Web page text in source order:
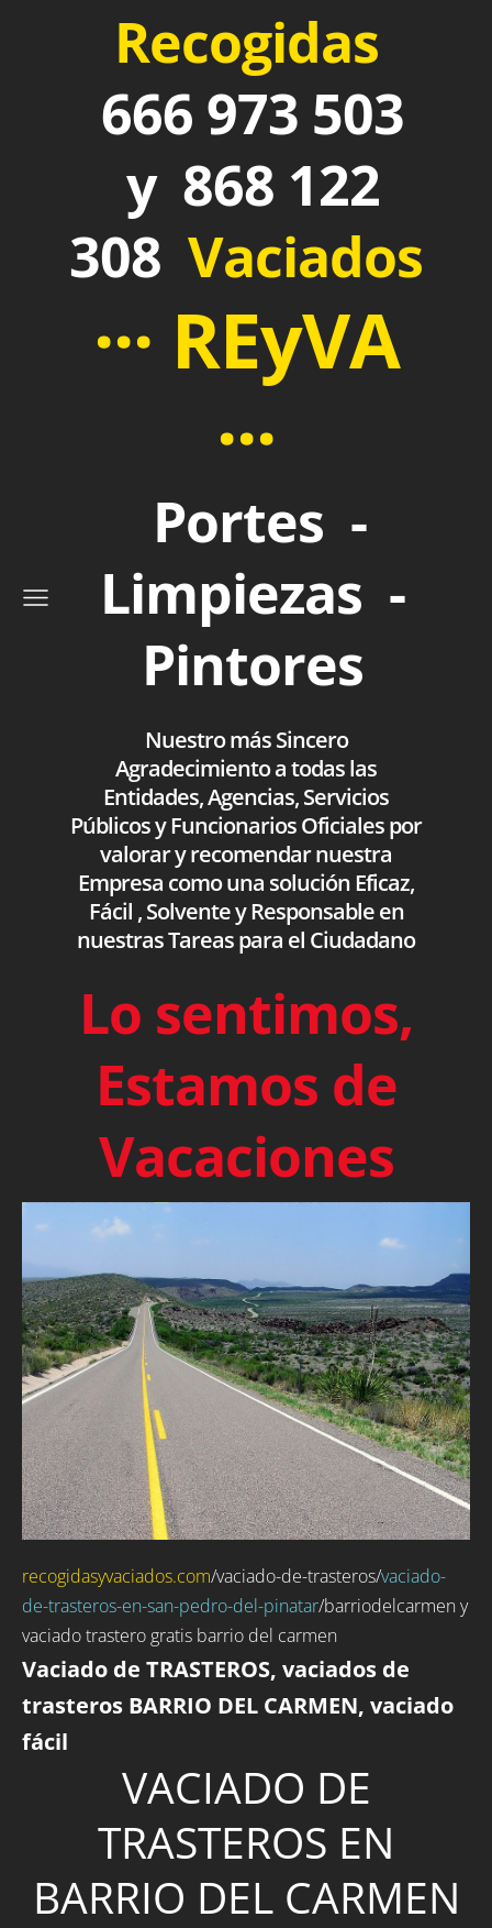
Recogidas
666 973 503
y 868 122
308 Vaciados
··· REyVA
···
Portes -
Limpiezas -
Pintores
Nuestro más Sincero
Agradecimiento a todas las
Entidades, Agencias, Servicios
Públicos y Funcionarios Oficiales por
valorar y recomendar nuestra
Empresa como una solución Eficaz,
Fácil , Solvente y Responsable en
nuestras Tareas para el Ciudadano
Lo sentimos,
Estamos de
Vacaciones
recogidasyvaciados.com/vaciado-de-trasteros/vaciado-
de-trasteros-en-san-pedro-del-pinatar/barriodelcarmen y
vaciado trastero gratis barrio del carmen
Vaciado de TRASTEROS, vaciados de
trasteros BARRIO DEL CARMEN, vaciado
fácil
VACIADO DE
TRASTEROS EN
BARRIO DEL CARMEN